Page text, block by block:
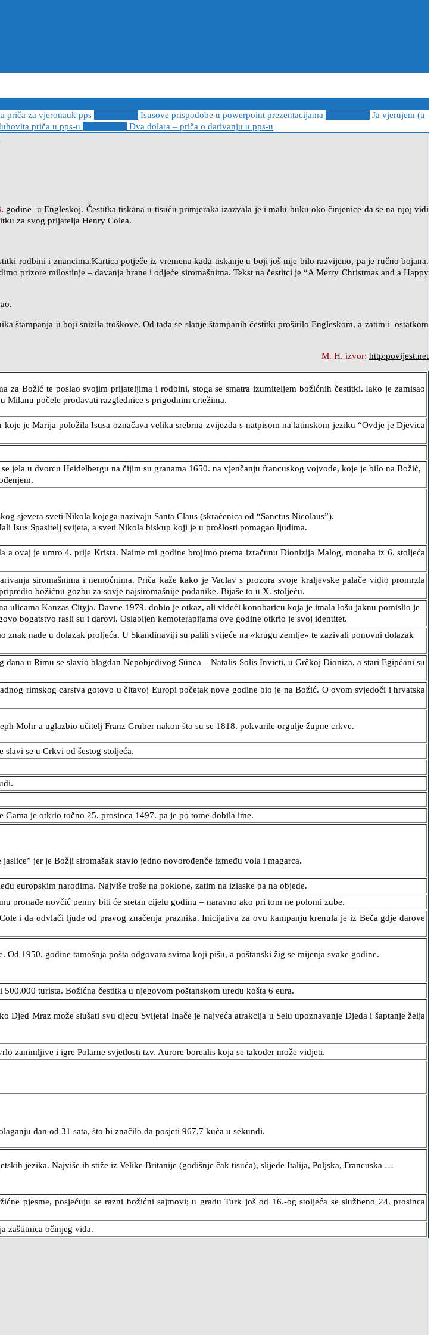
priča za vjeronauk pps Isusove prispodobe u powerpoint prezentacijama
Ja vjerujem (u
priča u pps-u
Dva dolara – priča o darivanju u pps-u
godine u Engleskoj. Čestitka tiskana u tisuću primjeraka izazvala je i malu buku oko činjenice da se na njoj vidi
za svog prijatelja Henry Colea.
rodbini i znancima.Kartica potječe iz vremena kada tiskanje u boji još nije bilo razvijeno, pa je ručno bojana.
prizore milostinje – davanja hrane i odjeće siromašnima. Tekst na čestitci je “A Merry Christmas and a Happy
štampanja u boji snizila troškove. Od tada se slanje štampanih čestitki proširilo Engleskom, a zatim i ostatkom
M. H. izvor: http:povijest.net
Božić te poslao svojim prijateljima i rodbini, stoga se smatra izumiteljem božićnih čestitki. Iako je zamisao
Milanu počele prodavati razglednice s prigodnim crtežima.
je Marija položila Isusa označava velika srebrna zvijezda s natpisom na latinskom jeziku “Ovdje je Djevica
jela u dvorcu Heidelbergu na čijim su granama 1650. na vjenčanju francuskog vojvode, koje je bilo na Božić,
sjevera sveti Nikola kojega nazivaju Santa Claus (skraćenica od “Sanctus Nicolaus”).
Isus Spasitelj svijeta, a sveti Nikola biskup koji je u prošlosti pomagao ljudima.
a ovaj je umro 4. prije Krista. Naime mi godine brojimo prema izračunu Dionizija Malog, monaha iz 6. stoljeća
siromašnima i nemoćnima. Priča kaže kako je Vaclav s prozora svoje kraljevske palače vidio promrzla
božićnu gozbu za sovje najsiromašnije podanike. Bijaše to u X. stoljeću.
ulicama Kanzas Cityja. Davne 1979. dobio je otkaz, ali videći konobaricu koja je imala lošu jaknu pomislio je
bogatstvo rasli su i darovi. Oslabljen kemoterapijama ove godine otkrio je svoj identitet.
znak nade u dolazak proljeća. U Skandinaviji su palili svijeće na «krugu zemlje» te zazivali ponovni dolazak
u Rimu se slavio blagdan Nepobjedivog Sunca – Natalis Solis Invicti, u Grčkoj Dioniza, a stari Egipćani su
rimskog carstva gotovo u čitavoj Europi početak nove godine bio je na Božić. O ovom svjedoči i hrvatska
Mohr a uglazbio učitelj Franz Gruber nakon što su se 1818. pokvarile orgulje župne crkve.
slavi se u Crkvi od šestog stoljeća.
je otkrio točno 25. prosinca 1497. pa je po tome dobila ime.
jer je Božji siromašak stavio jedno novorođenče između vola i magarca.
europskim narodima. Najviše troše na poklone, zatim na izlaske pa na objede.
pronađe novčić penny biti će sretan cijelu godinu – naravno ako pri tom ne polomi zube.
i da odvlači ljude od pravog značenja praznika. Inicijativa za ovu kampanju krenula je iz Beča gdje darove
1950. godine tamošnja pošta odgovara svima koji pišu, a poštanski žig se mijenja svake godine.
turista. Božićna čestitka u njegovom poštanskom uredu košta 6 eura.
Mraz može slušati svu djecu Svijeta! Inače je najveća atrakcija u Selu upoznavanje Djeda i šaptanje želja
zanimljive i igre Polarne svjetlosti tzv. Aurore borealis koja se također može vidjeti.
dan od 31 sata, što bi značilo da posjeti 967,7 kuća u sekundi.
jezika. Najviše ih stiže iz Velike Britanije (godišnje čak tisuća), slijede Italija, Poljska, Francuska …
pjesme, posjećuju se razni božićni sajmovi; u gradu Turk još od 16.-og stoljeća se službeno 24. prosinca
zaštitnica očinjeg vida.